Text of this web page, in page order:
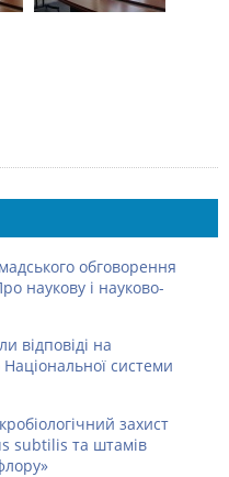
обговорення
наукову і науково-
відповіді на
системи
захист
subtilis та штамів